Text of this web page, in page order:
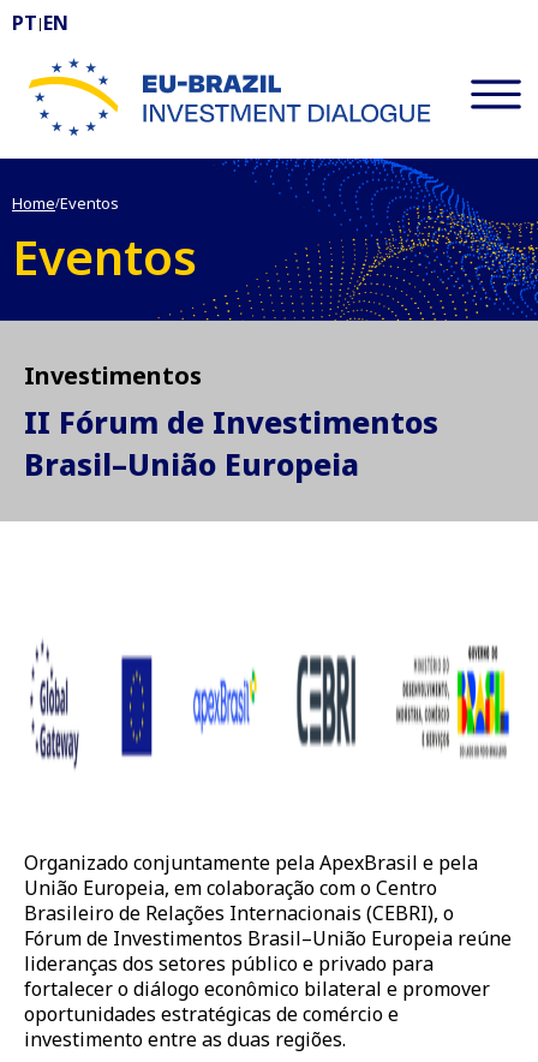
PT | EN
EU-BRAZIL Investment Dialogue
Home/Eventos
Eventos
Investimentos
II Fórum de Investimentos
Brasil–União Europeia
Organizado conjuntamente pela ApexBrasil e pela
União Europeia, em colaboração com o Centro
Brasileiro de Relações Internacionais (CEBRI), o
Fórum de Investimentos Brasil–União Europeia reúne
lideranças dos setores público e privado para
fortalecer o diálogo econômico bilateral e promover
oportunidades estratégicas de comércio e
investimento entre as duas regiões.